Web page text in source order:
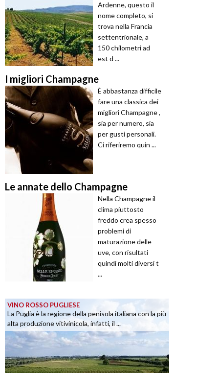
Ardenne, questo il
nome completo, si
trova nella Francia
settentrionale, a
150 chilometri ad
est d ...
I migliori Champagne
È abbastanza difficile
fare una classica dei
migliori Champagne ,
sia per numero, sia
per gusti personali.
Ci riferiremo quin ...
Le annate dello Champagne
Nella Champagne il
clima piuttosto
freddo crea spesso
problemi di
maturazione delle
uve, con risultati
quindi molti diversi t
...
VINO ROSSO PUGLIESE
La Puglia è la regione della penisola italiana con la più
alta produzione vitivinicola, infatti, il ...